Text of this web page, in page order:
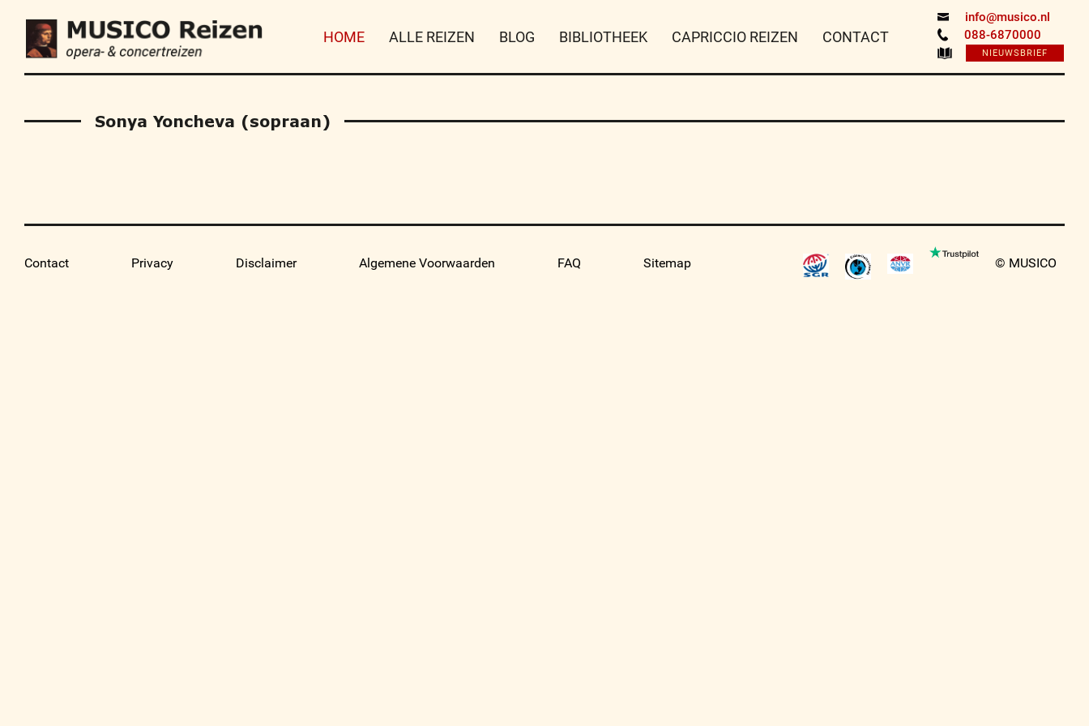
info@musico.nl
088-6870000
NIEUWSBRIEF
HOME ALLE REIZEN BLOG BIBLIOTHEEK CAPRICCIO REIZEN CONTACT
Sonya Yoncheva (sopraan)
Contact Privacy Disclaimer Algemene Voorwaarden FAQ Sitemap © MUSICO